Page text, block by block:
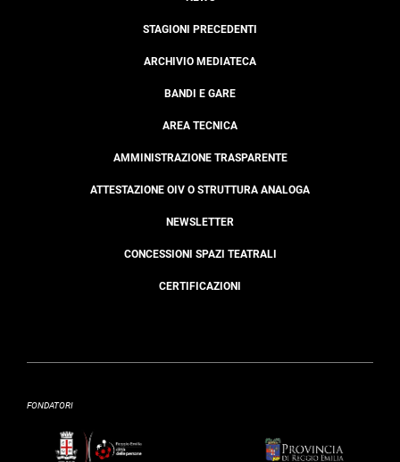
STAGIONI PRECEDENTI
ARCHIVIO MEDIATECA
BANDI E GARE
AREA TECNICA
AMMINISTRAZIONE TRASPARENTE
ATTESTAZIONE OIV O STRUTTURA ANALOGA
NEWSLETTER
CONCESSIONI SPAZI TEATRALI
CERTIFICAZIONI
FONDATORI